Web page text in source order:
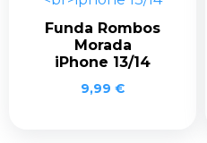
Funda Rombos
Morada
iPhone 13/14
9,99 €